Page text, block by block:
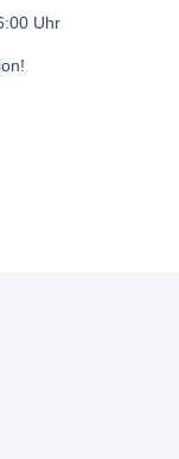
Uhr